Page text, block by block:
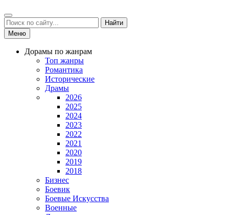
Найти
Меню
Дорамы по жанрам
Топ жанры
Романтика
Исторические
Драмы
2026
2025
2024
2023
2022
2021
2020
2019
2018
Бизнес
Боевик
Боевые Искусства
Военные